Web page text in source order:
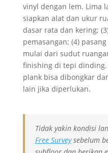
vinyl dengan lem. Lima
siapkan alat dan ukur
dasar rata dan kering;
pemasangan; (4)
mulai dari sudut
finishing di tepi
plank bisa dibongkar
lain jika diperlukan.
Tidak yakin kondisi
Free Surveysebelum